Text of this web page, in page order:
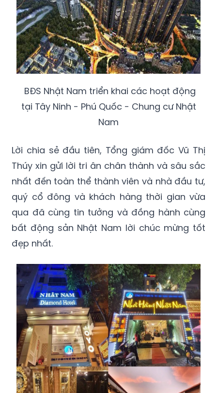
BĐS Nhật Nam triển khai các hoạt động
tại Tây Ninh - Phú Quốc - Chung cư Nhật
Nam
Lời chia sẻ đầu tiên, Tổng giám đốc Vũ Thị
Thúy xin gửi lời tri ân chân thành và sâu sắc
nhất đến toàn thể thành viên và nhà đầu tư,
quý cổ đông và khách hàng thời gian vừa
qua đã cùng tin tưởng và đồng hành cùng
bất động sản Nhật Nam lời chúc mừng tốt
đẹp nhất.